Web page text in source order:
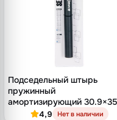
Подседельный штырь
пружинный
амортизирующий
мм, алюминий, чёрный
4,9 Нет в наличии